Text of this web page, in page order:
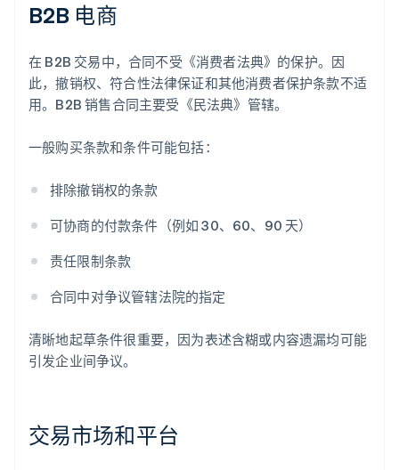
B2B 电商
在 B2B 交易中，合同不受《消费者法典》的保护。因
此，撤销权、符合性法律保证和其他消费者保护条款不适
用。B2B 销售合同主要受《民法典》管辖。
一般购买条款和条件可能包括：
排除撤销权的条款
可协商的付款条件（例如 30、60、90 天）
责任限制条款
合同中对争议管辖法院的指定
清晰地起草条件很重要，因为表述含糊或内容遗漏均可能
引发企业间争议。
交易市场和平台